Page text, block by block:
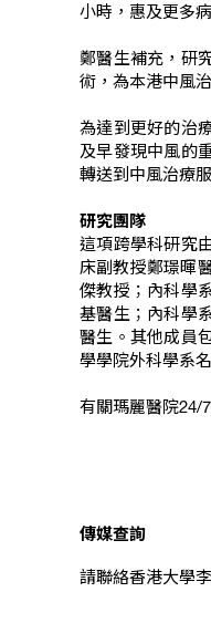
小時，惠及更多病
鄭醫生補充，研
術，為本港中風
為達到更好的治
及早發現中風的
轉送到中風治療
研究團隊
這項跨學科研究
床副教授鄭璟暉
傑教授；內科學
基醫生；內科學
醫生。其他成員
學學院外科學系
有關瑪麗醫院24/
傳媒查詢
請聯絡香港大學